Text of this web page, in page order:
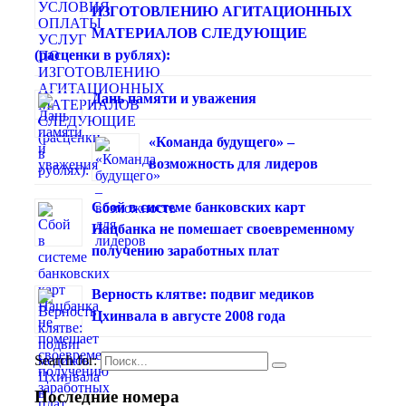
ИЗГОТОВЛЕНИЮ АГИТАЦИОННЫХ
МАТЕРИАЛОВ СЛЕДУЮЩИЕ
(расценки в рублях):
Дань памяти и уважения
«Команда будущего» –
возможность для лидеров
Сбой в системе банковских карт
Нацбанка не помешает своевременному
получению заработных плат
Верность клятве: подвиг медиков
Цхинвала в августе 2008 года
Search for:
Последние номера